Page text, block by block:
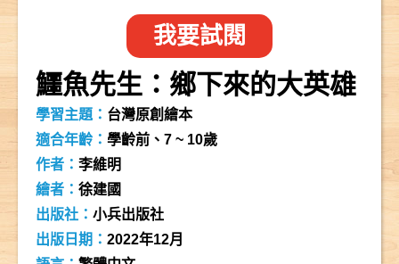
我要試閱
鱷魚先生：鄉下來的大英雄
學習主題： 台灣原創繪本
適合年齡：學齡前、7 ~ 10歲
作者：李維明
繪者：徐建國
出版社：小兵出版社
出版日期：2022年12月